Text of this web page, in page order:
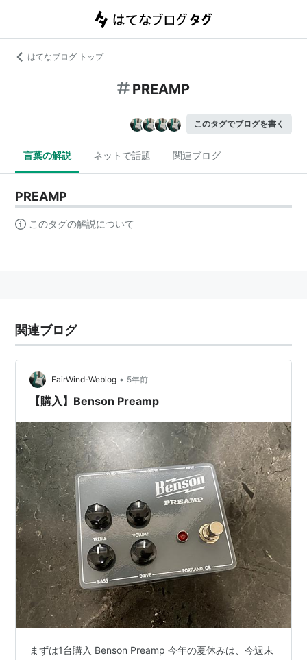
はてなブログ トップ
PREAMP
このタグでブログを書く
言葉の解説 ネットで話題 関連ブログ
PREAMP
このタグの解説について
関連ブログ
FairWind-Weblog • 5年前
【購入】Benson Preamp
まずは1台購入 Benson Preamp 今年の夏休みは、今週末